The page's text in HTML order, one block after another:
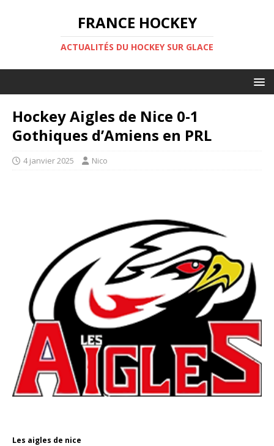
FRANCE HOCKEY
ACTUALITÉS DU HOCKEY SUR GLACE
Hockey Aigles de Nice 0-1
Gothiques d’Amiens en PRL
4 janvier 2025 Nico
Les aigles de nice